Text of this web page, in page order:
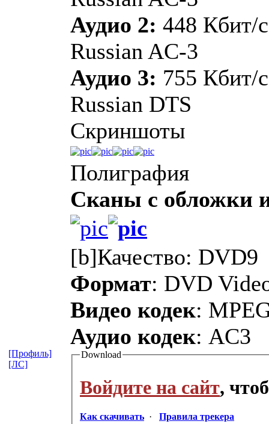
Аудио 2: 448 Кбит/
Russian AC-3
Аудио 3: 755 Кбит/
Russian DTS
Скриншоты
Полиграфия
Сканы с обложки
[b]Качество: DVD9
Формат: DVD
Видео кодек:
Аудио кодек: AC3
Download
Войдите на сайт,
Как скачивать · Правила трекера
[Профиль]
[ЛС]